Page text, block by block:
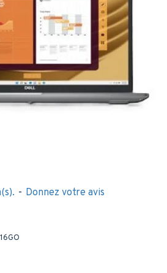
- Donnez votre avis